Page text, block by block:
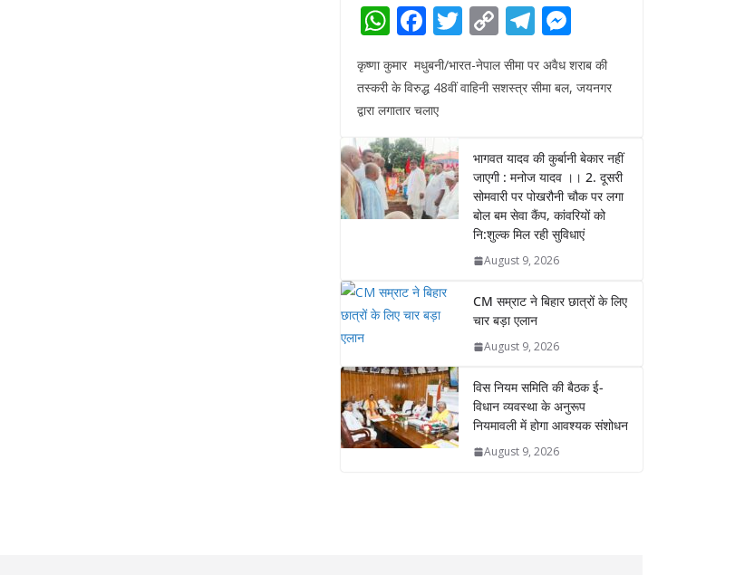
W
at
s
A
p
p
F
ac
e
b
o
k
T
w
itt
C
o
p
n
k
T
el
e
m
ss
g
er
कृष्णा कुमार मधुबनी/भारत-नेपाल सीमा पर अवैध शराब की
तस्करी के विरुद्ध 48वीं वाहिनी सशस्त्र सीमा बल, जयनगर
द्वारा लगातार चलाए
भागवत यादव की कुर्बानी बेकार नहीं
जाएगी : मनोज यादव ।। 2. दूसरी
सोमवारी पर पोखरौनी चौक पर लगा
बोल बम सेवा कैंप, कांवरियों को
नि:शुल्क मिल रही सुविधाएं
August 9, 2026
CM सम्राट ने बिहार छात्रों के लिए
चार बड़ा एलान
August 9, 2026
विस नियम समिति की बैठक ई-
विधान व्यवस्था के अनुरूप
नियमावली में होगा आवश्यक संशोधन
August 9, 2026